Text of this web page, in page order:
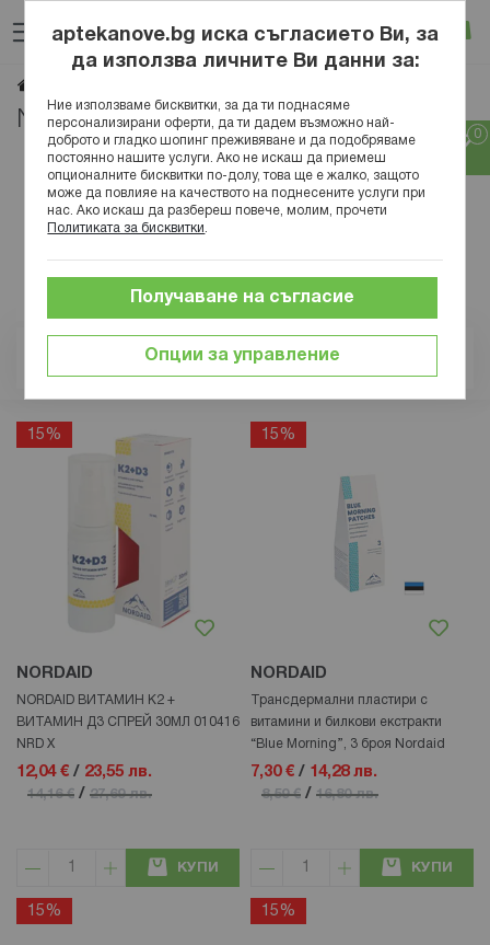
към
съдържанието
Вход
NORDAID
Позиция
15%
NORDAID
NORDAID ВИТАМИН К2 +
ВИТАМИН Д3 СПРЕЙ 30МЛ 010416
NRD X
12,04 € / 23,55 лв.
14,16 € / 27,69 лв.
КУПИ
15%
NORDAID
Трансдермални пластири с
витамини и билкови екстракти
“Blue Morning”, 3 броя Nordaid
7,30 € / 14,28 лв.
8,59 € / 16,80 лв.
КУПИ
15% 15%
aptekanove.bg иска съгласието Ви, за
да използва личните Ви данни за:
Ние използваме бисквитки, за да ти поднасяме
персонализирани оферти, да ти дадем възможно най-
доброто и гладко шопинг преживяване и да подобряваме
постоянно нашите услуги. Ако не искаш да приемеш
опционалните бисквитки по-долу, това ще е жалко, защото
може да повлияе на качеството на поднесените услуги при
нас. Ако искаш да разбереш повече, молим, прочети
Политиката за бисквитки
Опции за управление
Получаване на съгласие